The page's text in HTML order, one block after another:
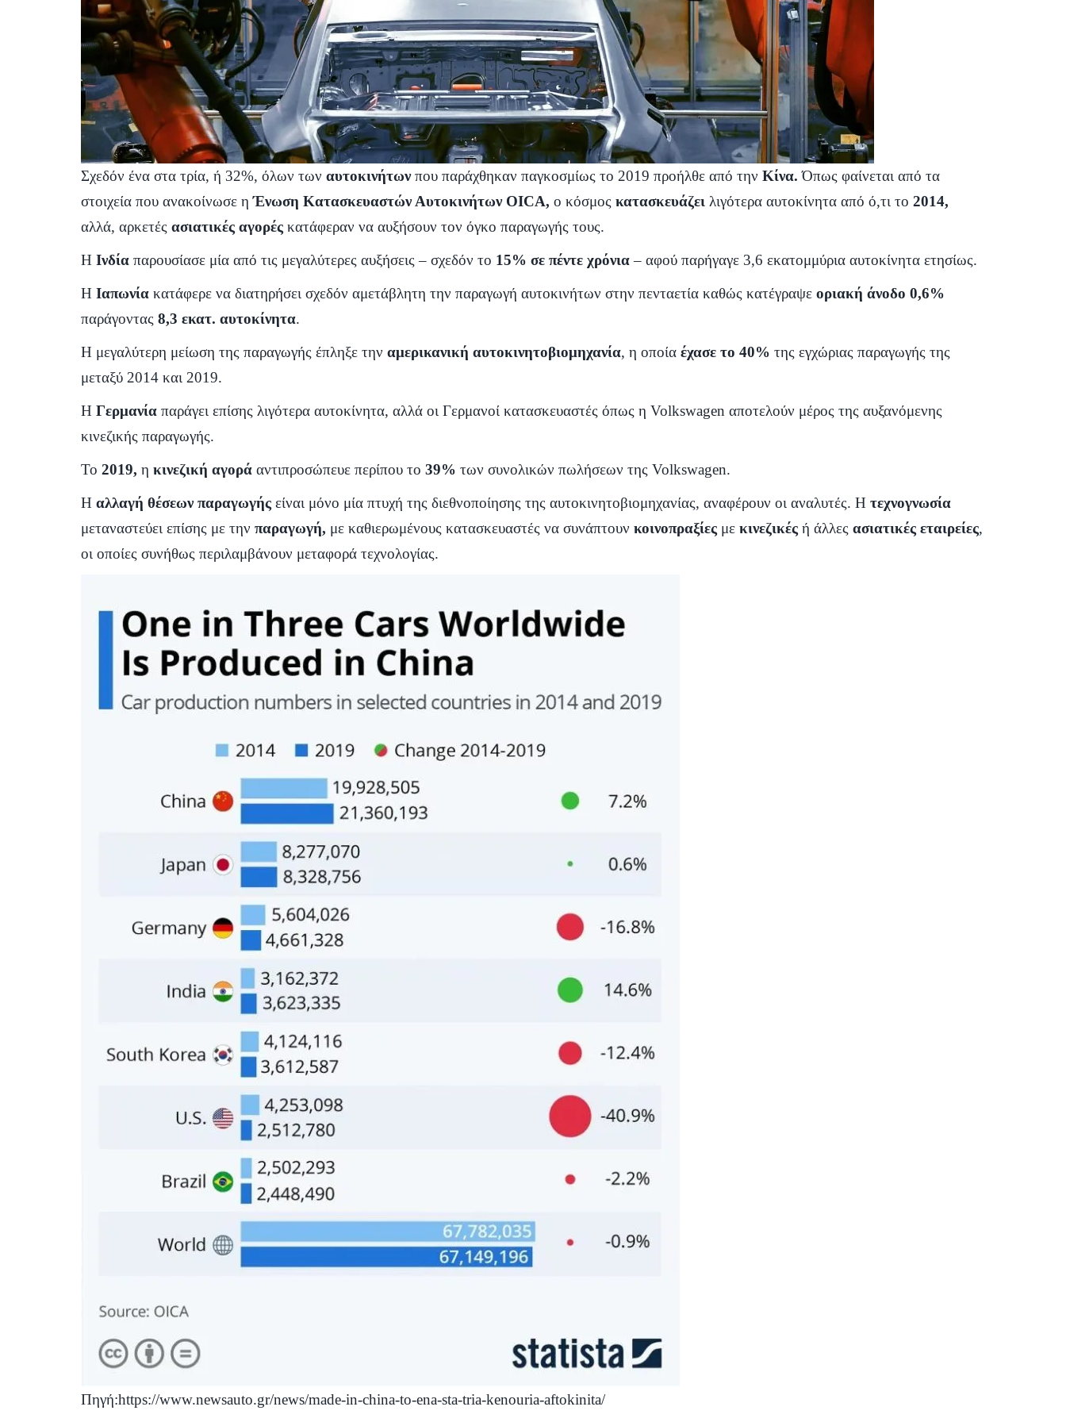
Σχεδόν ένα στα τρία, ή 32%, όλων των αυτοκινήτωνπου παράχθηκαν παγκοσμίως το 2019 προήλθε από την Κίνα. Όπως φαίνεται από τα
στοιχεία που ανακοίνωσε ηΈνωση Κατασκευαστών Αυτοκινήτων OICA, ο κόσμος κατασκευάζει λιγότερα αυτοκίνητα από ό,τι το 2014,
αλλά, αρκετές ασιατικές αγορές κατάφεραν να αυξήσουν τον όγκο παραγωγής τους.
Η Ινδία παρουσίασε μία από τις μεγαλύτερες αυξήσεις – σχεδόν το 15% σε πέντε χρόνια– αφού παρήγαγε 3,6 εκατομμύρια αυτοκίνητα ετησίως.
Η Ιαπωνία κατάφερε να διατηρήσει σχεδόν αμετάβλητη την παραγωγή αυτοκινήτων στην πενταετία καθώς κατέγραψε οριακή άνοδο 0,6%
παράγοντας 8,3 εκατ. αυτοκίνητα.
Η μεγαλύτερη μείωση της παραγωγής έπληξε την αμερικανική αυτοκινητοβιομηχανία, η οποία έχασε το 40% της εγχώριας παραγωγής της
μεταξύ 2014 και 2019.
Η Γερμανία παράγει επίσης λιγότερα αυτοκίνητα, αλλά οι Γερμανοί κατασκευαστές όπως η Volkswagen αποτελούν μέρος της αυξανόμενης
κινεζικής παραγωγής.
Το 2019, η κινεζική αγορά αντιπροσώπευε περίπου το 39% των συνολικών πωλήσεων της Volkswagen.
Η αλλαγή θέσεων παραγωγής είναι μόνο μία πτυχή της διεθνοποίησης της αυτοκινητοβιομηχανίας, αναφέρουν οι αναλυτές. Η τεχνογνωσία
μεταναστεύει επίσης με την παραγωγή, με καθιερωμένους κατασκευαστές να συνάπτουν κοινοπραξίες με κινεζικές ή άλλες ασιατικές εταιρείες,
οι οποίες συνήθως περιλαμβάνουν μεταφορά τεχνολογίας.
Πηγή:https://www.newsauto.gr/news/made-in-china-to-ena-sta-tria-kenouria-aftokinita/